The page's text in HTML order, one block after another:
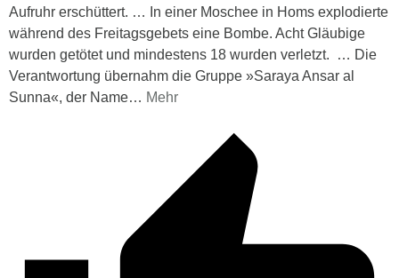
Aufruhr erschüttert. … In einer Moschee in Homs explodierte
während des Freitagsgebets eine Bombe. Acht Gläubige
wurden getötet und mindestens 18 wurden verletzt. … Die
Verantwortung übernahm die Gruppe »Saraya Ansar al
Sunna«, der Name… Mehr